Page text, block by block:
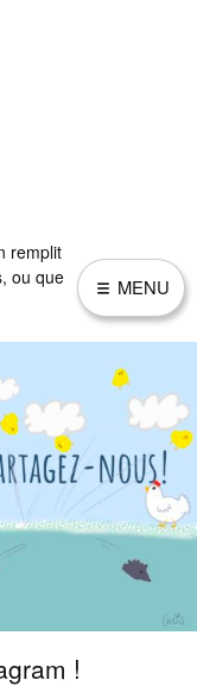
remplit
ou que
MENU
E
X
P
AN
D
C
H
ILD
M
E
N
U
E
X
P
A
N
D
C
H
IL
WIRZ
!